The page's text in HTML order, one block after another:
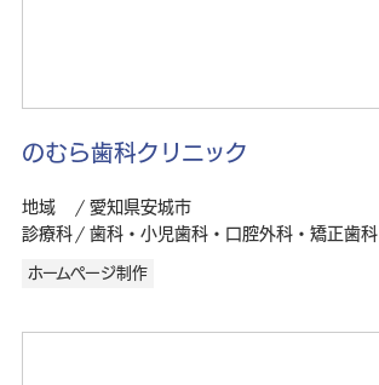
のむら歯科クリニック
地域
愛知県安城市
診療科
歯科・小児歯科・口腔外科・矯正歯科
ホームページ制作